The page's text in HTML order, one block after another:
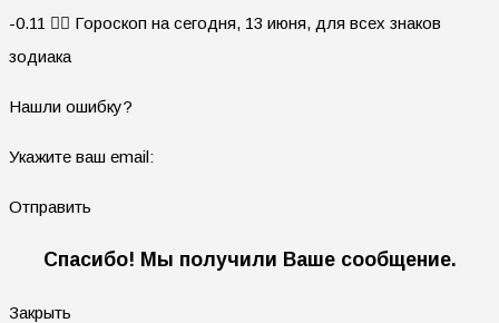
-0.11 🧙‍♀ Гороскоп на сегодня, 13 июня, для всех знаков
зодиака
Нашли ошибку?
Укажите ваш email:
Отправить
Спасибо! Мы получили Ваше сообщение.
Закрыть